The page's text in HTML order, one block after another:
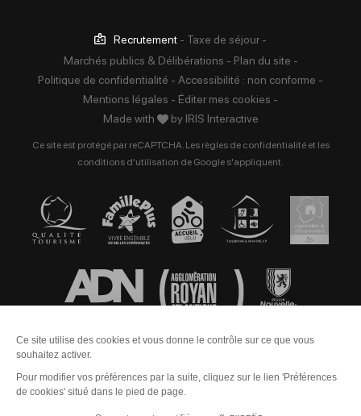
Recrutement - Taxe de séjour -
Marchés publics & Délibérations - Plan du site -
Politique de confidentialité - Accessibilité : non conforme -
Mentions légales - Éditer mes cookies -
Made with
by IRIS Interactive
Ce site est protégé par reCAPTCHA. Les règles de confidentialitéet les
conditions d'utilisation de Google s'appliquent.